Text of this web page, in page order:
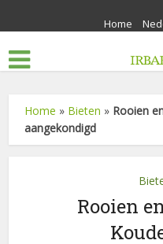
Home
Home » Bieten » Rooien
aangekondigd
Rooien